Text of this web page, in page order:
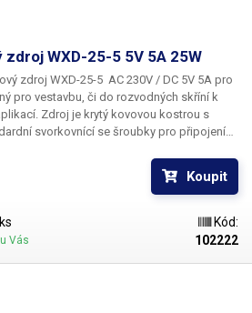
WXD-25-5 5V 5A 25W
zdroj WXD-25-5 AC 230V / DC 5V 5A pro
pro vestavbu, či do rozvodných skříní k
Zdroj je krytý kovovou kostrou s
svorkovnící se šroubky pro připojení
Zdroj disponuje ochranou proti zkratu.
Součástí zdroje je i LED
6.2V). Díky své malé velikosti lze tento
pro napájení USB
Koupit
Vás
Kód:
102222